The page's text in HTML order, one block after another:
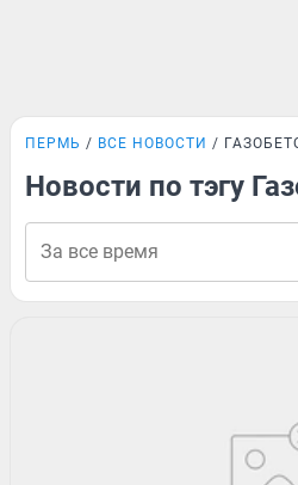
ПЕРМЬ ВСЕ НОВОСТИ
Новости по тэгу